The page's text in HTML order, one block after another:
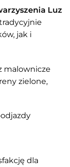
Luz
jak i
malownicze
zielone,
dla